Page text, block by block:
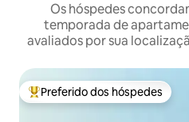
Os hóspedes
temporada de
avaliados por sua
Entre os melhores preferidos
Preferido dos hóspedes